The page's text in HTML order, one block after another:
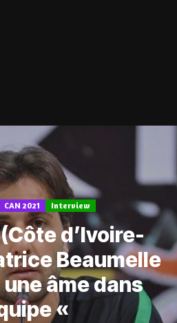
CAN 2021 Interview
d’Ivoire-
Beaumelle
une âme dans
«